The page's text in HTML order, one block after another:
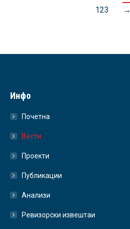
123
→
Инфо
Почетна
Вести
Проекти
Публикации
Анализи
Ревизорски извештаи